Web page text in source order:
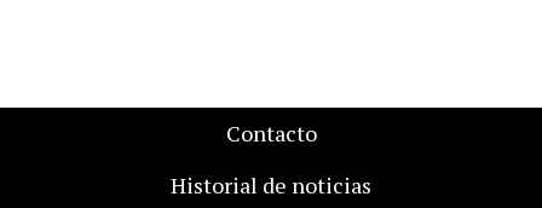
Contacto
Historial de noticias